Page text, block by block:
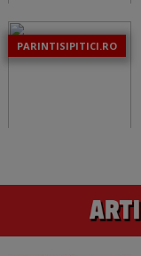
PARINTISIPITICI.RO